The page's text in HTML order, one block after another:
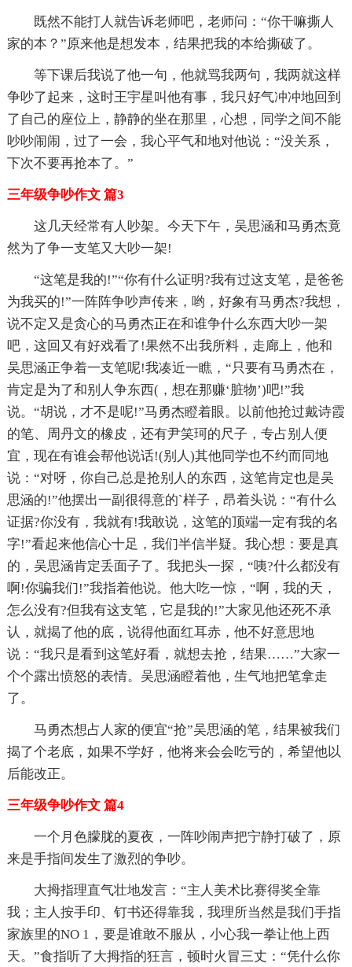
既然不能打人就告诉老师吧，老师问：“你干嘛撕人
家的本？”原来他是想发本，结果把我的本给撕破了。
等下课后我说了他一句，他就骂我两句，我两就这样
争吵了起来，这时王宇星叫他有事，我只好气冲冲地回到
了自己的座位上，静静的坐在那里，心想，同学之间不能
吵吵闹闹，过了一会，我心平气和地对他说：“没关系，
下次不要再抢本了。”
三年级争吵作文 篇3
这几天经常有人吵架。今天下午，吴思涵和马勇杰竟
然为了争一支笔又大吵一架!
“这笔是我的!”“你有什么证明?我有过这支笔，是爸爸
为我买的!”一阵阵争吵声传来，哟，好象有马勇杰?我想，
说不定又是贪心的马勇杰正在和谁争什么东西大吵一架
吧，这回又有好戏看了!果然不出我所料，走廊上，他和
吴思涵正争着一支笔呢!我凑近一瞧，“只要有马勇杰在，
肯定是为了和别人争东西(，想在那赚‘脏物’)吧!”我
说。“胡说，才不是呢!”马勇杰瞪着眼。以前他抢过戴诗霞
的笔、周丹文的橡皮，还有尹笑珂的尺子，专占别人便
宜，现在有谁会帮他说话!(别人)其他同学也不约而同地
说：“对呀，你自己总是抢别人的东西，这笔肯定也是吴
思涵的!”他摆出一副很得意的`样子，昂着头说：“有什么
证据?你没有，我就有!我敢说，这笔的顶端一定有我的名
字!”看起来他信心十足，我们半信半疑。我心想：要是真
的，吴思涵肯定丢面子了。我把头一探，“咦?什么都没有
啊!你骗我们!”我指着他说。他大吃一惊，“啊，我的天，
怎么没有?但我有这支笔，它是我的!”大家见他还死不承
认，就揭了他的底，说得他面红耳赤，他不好意思地
说：“我只是看到这笔好看，就想去抢，结果……”大家一
个个露出愤怒的表情。吴思涵瞪着他，生气地把笔拿走
了。
马勇杰想占人家的便宜“抢”吴思涵的笔，结果被我们
揭了个老底，如果不学好，他将来会会吃亏的，希望他以
后能改正。
三年级争吵作文 篇4
一个月色朦胧的夏夜，一阵吵闹声把宁静打破了，原
来是手指间发生了激烈的争吵。
大拇指理直气壮地发言：“主人美术比赛得奖全靠
我；主人按手印、钉书还得靠我，我理所当然是我们手指
家族里的NO 1，要是谁敢不服从，小心我一拳让他上西
天。”食指听了大拇指的狂言，顿时火冒三丈：“凭什么你